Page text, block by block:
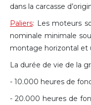
dans la carcasse
Paliers: Les moteurs
nominale minimale
montage horizontal et
La durée de vie de la
- 10.000 heures de
- 20.000 heures de